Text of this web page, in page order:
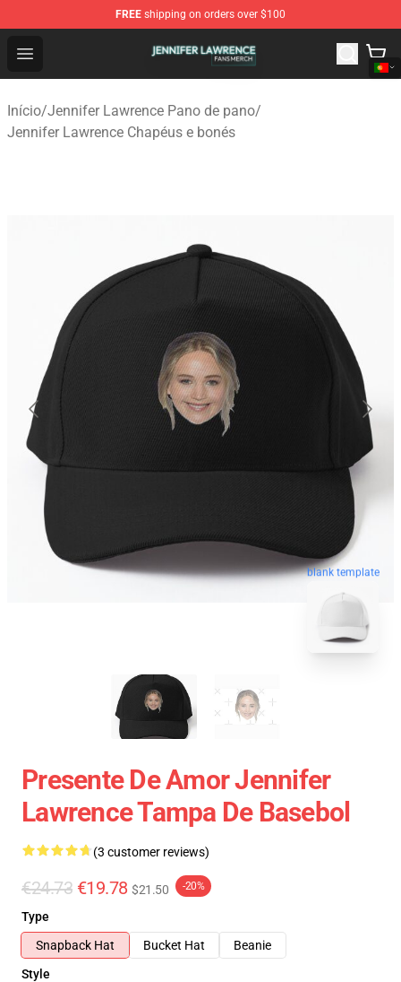
FREE shipping on orders over $100
Open menu
Jennifer Lawrence Shop - Official Jennifer Lawrence
Início/Jennifer Lawrence Pano de pano/
Jennifer Lawrence Chapéus e bonés
blank template
Presente De Amor Jennifer
Lawrence Tampa De Basebol
(3 customer reviews)
€24.73 €19.78 $21.50 -20%
Type
Snapback Hat
Bucket Hat
Beanie
Style